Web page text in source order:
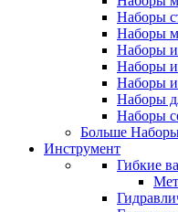
Наборы
Наборы
Наборы
Наборы
Наборы
Наборы
Наборы
Больше
Инструмент
Гибкие